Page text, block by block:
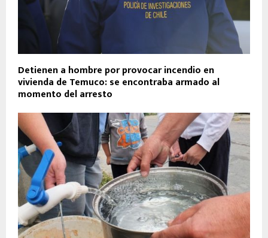
Detienen a hombre por provocar incendio en
vivienda de Temuco: se encontraba armado al
momento del arresto